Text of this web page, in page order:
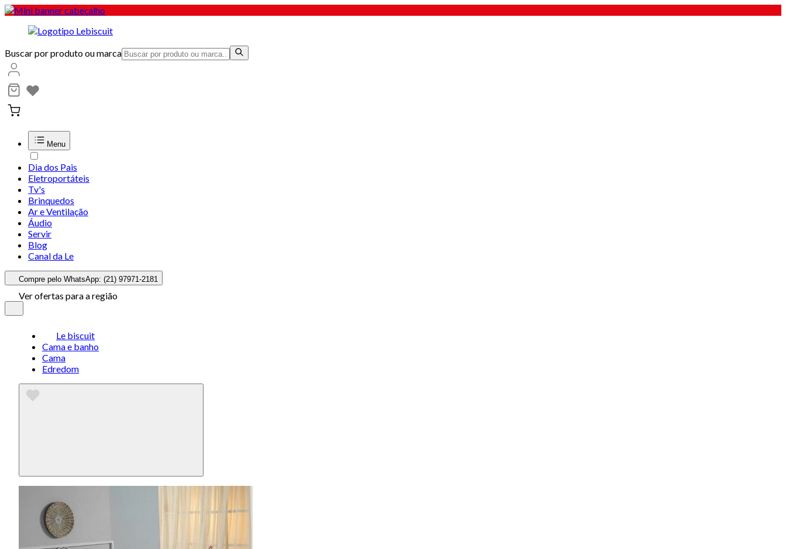
Buscar por produto ou marca
Menu
Dia dos Pais
Eletroportáteis
Tv's
Brinquedos
Ar e Ventilação
Áudio
Servir
Blog
Canal da Le
Compre pelo WhatsApp: (21) 97971-2181
Ver ofertas para a região
Le biscuit
Cama e banho
Cama
Edredom